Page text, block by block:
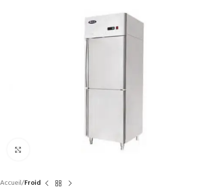
Accueil Froid